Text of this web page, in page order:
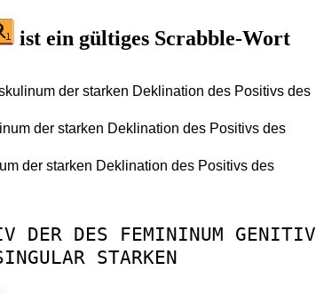
ist ein gültiges Scrabble-Wort
der starken Deklination des Positivs des
der starken Deklination des Positivs des
der starken Deklination des Positivs des
DER DES FEMININUM GENITIV
STARKEN